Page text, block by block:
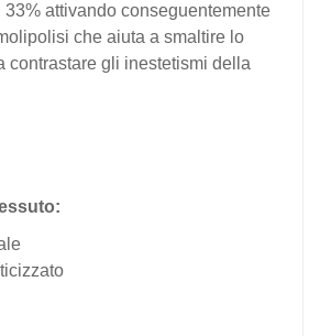
attivando conseguentemente
che aiuta a smaltire lo
contrastare gli inestetismi della